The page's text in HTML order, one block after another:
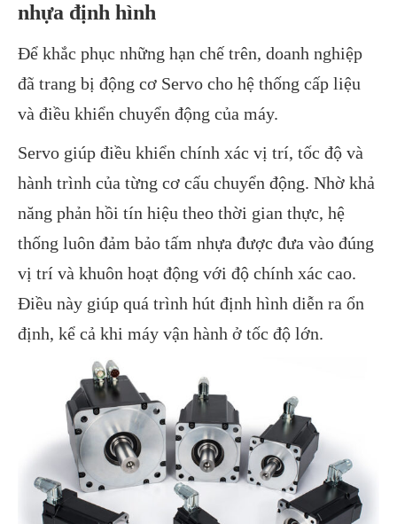
nhựa định hình
Để khắc phục những hạn chế trên, doanh nghiệp
đã trang bị động cơ Servo cho hệ thống cấp liệu
và điều khiển chuyển động của máy.
Servo giúp điều khiển chính xác vị trí, tốc độ và
hành trình của từng cơ cấu chuyển động. Nhờ khả
năng phản hồi tín hiệu theo thời gian thực, hệ
thống luôn đảm bảo tấm nhựa được đưa vào đúng
vị trí và khuôn hoạt động với độ chính xác cao.
Điều này giúp quá trình hút định hình diễn ra ổn
định, kể cả khi máy vận hành ở tốc độ lớn.